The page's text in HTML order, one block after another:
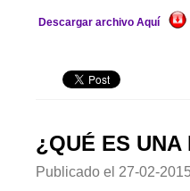
Descargar archivo Aquí
¿QUÉ ES UNA
Publicado el 27-02-